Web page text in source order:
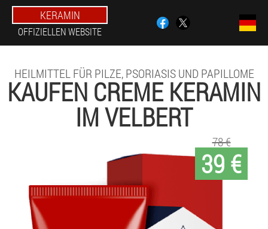
KERAMIN
OFFIZIELLEN WEBSITE
HEILMITTEL FÜR PILZE, PSORIASIS UND PAPILLOME
KAUFEN CREME KERAMIN
IM VELBERT
39 €
78 €